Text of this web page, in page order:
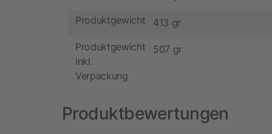
Produktgewicht 413 gr
Produktgewicht
inkl.
Verpackung
507 gr
Produktbewertungen